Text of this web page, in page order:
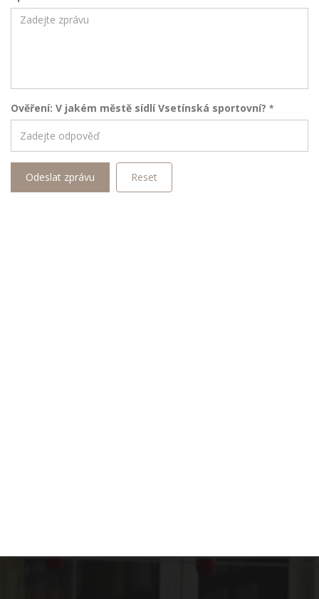
Ověření: V jakém městě sídlí Vsetínská sportovní? *
Odeslat zprávu Reset